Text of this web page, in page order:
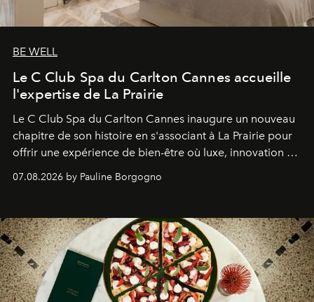
BE WELL
Le C Club Spa du Carlton Cannes accueille
l'expertise de La Prairie
Le C Club Spa du Carlton Cannes inaugure un nouveau
chapitre de son histoire en s'associant à La Prairie pour
offrir une expérience de bien-être où luxe, innovation et
expertise se rencontrent.
07.08.2026 by Pauline Borgogno